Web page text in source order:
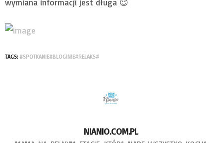
wymiana informacji jest długa 😉
TAGS: #SPOTKANIE#BLOGINIE#RELAKS#
NIANIO.COM.PL